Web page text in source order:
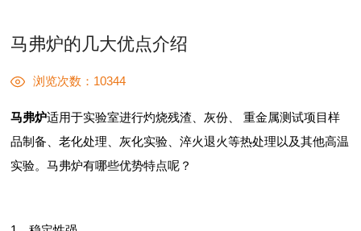
马弗炉的几大优点介绍
浏览次数：10344
马弗炉适用于实验室进行灼烧残渣、灰份、 重金属测试项目样
品制备、老化处理、灰化实验、淬火退火等热处理以及其他高温
实验。马弗炉有哪些优势特点呢？